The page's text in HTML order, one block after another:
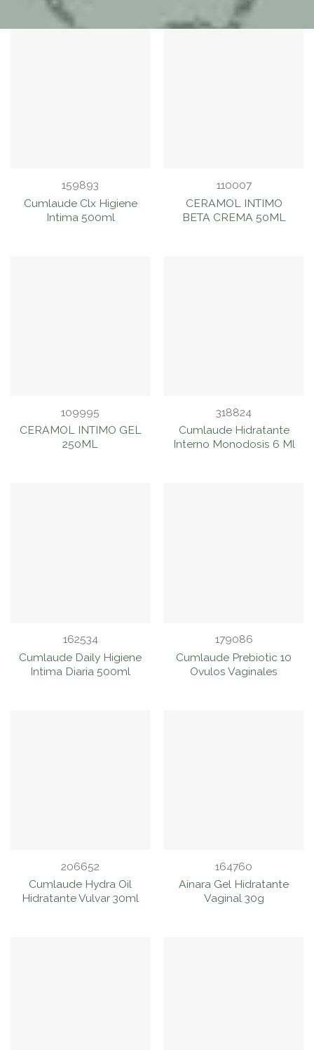
FILTRAR
PRODUCTOS
159893
Cumlaude Clx Higiene
Intima 500ml
110007
CERAMOL INTIMO
BETA CREMA 50ML
109995
CERAMOL INTIMO GEL
250ML
318824
Cumlaude Hidratante
Interno Monodosis 6 Ml
162534
Cumlaude Daily Higiene
Intima Diaria 500ml
179086
Cumlaude Prebiotic 10
Ovulos Vaginales
206652
Cumlaude Hydra Oil
Hidratante Vulvar 30ml
164760
Ainara Gel Hidratante
Vaginal 30g